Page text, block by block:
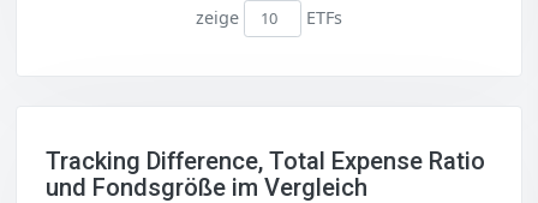
zeige ETFs
Tracking Difference, Total Expense Ratio
und Fondsgröße im Vergleich